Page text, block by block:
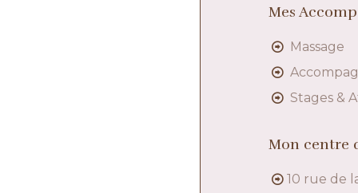
Mes
Massage
Stages &
Mon centre
10 rue de